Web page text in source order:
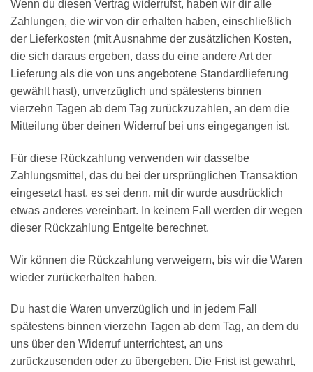
Wenn du diesen Vertrag widerrufst, haben wir dir alle
Zahlungen, die wir von dir erhalten haben, einschließlich
der Lieferkosten (mit Ausnahme der zusätzlichen Kosten,
die sich daraus ergeben, dass du eine andere Art der
Lieferung als die von uns angebotene Standardlieferung
gewählt hast), unverzüglich und spätestens binnen
vierzehn Tagen ab dem Tag zurückzuzahlen, an dem die
Mitteilung über deinen Widerruf bei uns eingegangen ist.
Für diese Rückzahlung verwenden wir dasselbe
Zahlungsmittel, das du bei der ursprünglichen Transaktion
eingesetzt hast, es sei denn, mit dir wurde ausdrücklich
etwas anderes vereinbart. In keinem Fall werden dir wegen
dieser Rückzahlung Entgelte berechnet.
Wir können die Rückzahlung verweigern, bis wir die Waren
wieder zurückerhalten haben.
Du hast die Waren unverzüglich und in jedem Fall
spätestens binnen vierzehn Tagen ab dem Tag, an dem du
uns über den Widerruf unterrichtest, an uns
zurückzusenden oder zu übergeben. Die Frist ist gewahrt,